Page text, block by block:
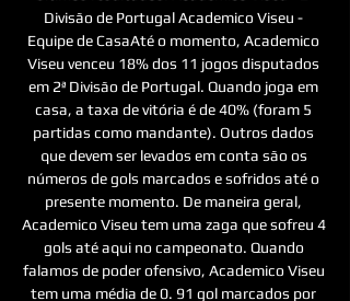
Divisão de Portugal Academico Viseu -
Equipe de CasaAté o momento, Academico
Viseu venceu 18% dos 11 jogos disputados
em 2ª Divisão de Portugal. Quando joga em
casa, a taxa de vitória é de 40% (foram 5
partidas como mandante). Outros dados
que devem ser levados em conta são os
números de gols marcados e sofridos até o
presente momento. De maneira geral,
Academico Viseu tem uma zaga que sofreu 4
gols até aqui no campeonato. Quando
falamos de poder ofensivo, Academico Viseu
tem uma média de 0. 91 gol marcados por